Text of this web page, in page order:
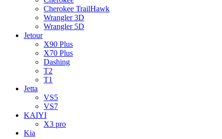
Cherokee TrailHawk
Wrangler 3D
Wrangler 5D
Jetour
X90 Plus
X70 Plus
Dashing
T2
T1
Jetta
VS5
VS7
KAIYI
X3 pro
Kia